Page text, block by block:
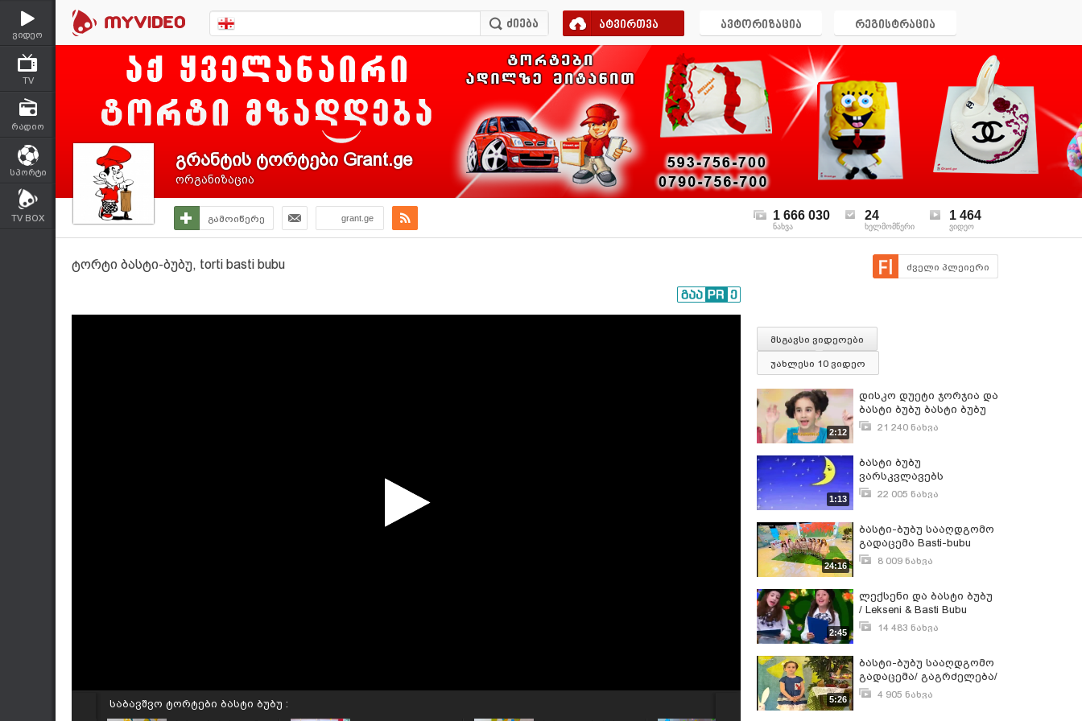
ვიდეო
TV
რადიო
სპორტი
TV BOX
ატვირთვა ავტორიზაცია რეგისტრაცია
გრანტის ტორტები Grant.ge
ორგანიზაცია
გამოიწერე grant.ge 1 666 030
ნახვა
24
ხელმომწერი
1 464
ვიდეო
ტორტი ბასტი-ბუბუ, torti basti bubu ძველი პლეიერი
საბავშვო ტორტები ბასტი ბუბუ :
მსგავსი ვიდეოები
უახლესი 10 ვიდეო
2:12
დისკო დუეტი ჯორჯია და
ბასტი ბუბუ ბასტი ბუბუ
Basti Bubu
21 240 ნახვა
1:13
ბასტი ბუბუ
ვარსკვლავებს
ეძინებათბ basti bubu
22 005 ნახვა
24:16
ბასტი-ბუბუ სააღდგომო
გადაცემა Basti-bubu
saagdgomo gadacema
8 009 ნახვა
2:45
ლექსენი და ბასტი ბუბუ
/ Lekseni & Basti Bubu
14 483 ნახვა
5:26
ბასტი-ბუბუ სააღდგომო
გადაცემა/ გაგრძელება/
Basti-bubu saagdgomo
4 905 ნახვა